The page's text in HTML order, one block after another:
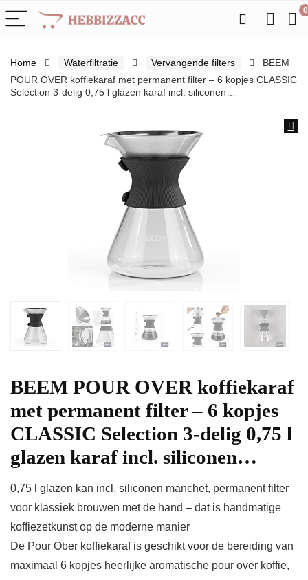
0
Home Waterfiltratie Vervangende filters
BEEM
POUR OVER koffiekaraf met permanent filter – 6 kopjes CLASSIC
Selection 3-delig 0,75 l glazen karaf incl. siliconen…
BEEM POUR OVER koffiekaraf
met permanent filter – 6 kopjes
CLASSIC Selection 3-delig 0,75 l
glazen karaf incl. siliconen…
0,75 l glazen kan incl. siliconen manchet, permanent filter
voor klassiek brouwen met de hand – dat is handmatige
koffiezetkunst op de moderne manier
De Pour Ober koffiekaraf is geschikt voor de bereiding van
maximaal 6 kopjes heerlijke aromatische pour over koffie,